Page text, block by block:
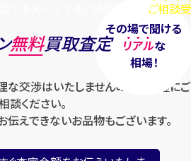
ご相談
その場で聞ける
リアルな
相場！
無料買取査定
な交渉はいたしませんのでお気軽にご
談ください。
えできないお品物もございます。